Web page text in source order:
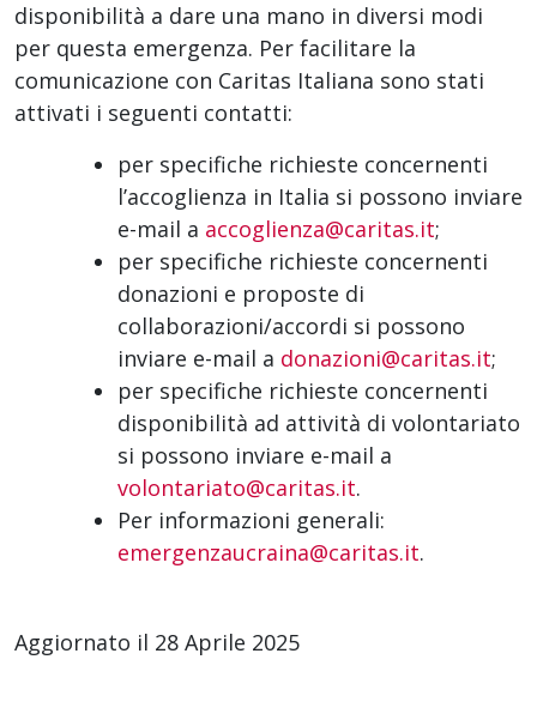
disponibilità a dare una mano in diversi modi
per questa emergenza. Per facilitare la
comunicazione con Caritas Italiana sono stati
attivati i seguenti contatti:
per specifiche richieste concernenti
l’accoglienza in Italia si possono inviare
e-mail a accoglienza@caritas.it;
per specifiche richieste concernenti
donazioni e proposte di
collaborazioni/accordi si possono
inviare e-mail a donazioni@caritas.it;
per specifiche richieste concernenti
disponibilità ad attività di volontariato
si possono inviare e-mail a
volontariato@caritas.it.
Per informazioni generali:
emergenzaucraina@caritas.it.
Aggiornato il 28 Aprile 2025